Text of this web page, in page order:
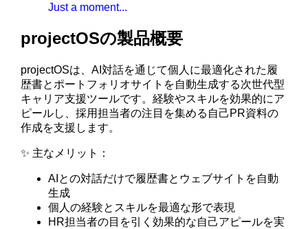
Just a moment...
projectOSの製品概要
projectOSは、AI対話を通じて個人に最適化された履
歴書とポートフォリオサイトを自動生成する次世代型
キャリア支援ツールです。経験やスキルを効果的にア
ピールし、採用担当者の注目を集める自己PR資料の
作成を支援します。
✨ 主なメリット：
AIとの対話だけで履歴書とウェブサイトを自動
生成
個人の経験とスキルを最適な形で表現
HR担当者の目を引く効果的な自己アピールを実